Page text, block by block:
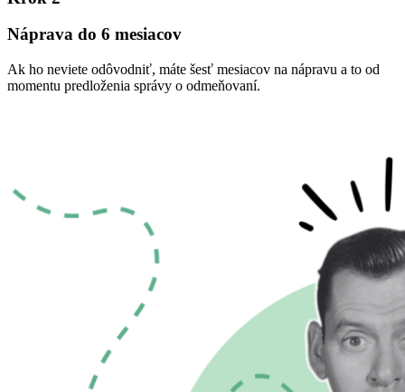
Náprava do 6 mesiacov
Ak ho neviete odôvodniť, máte šesť mesiacov na nápravu a to od
momentu predloženia správy o odmeňovaní.